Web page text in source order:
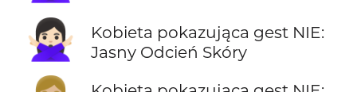
🙅🏻‍♀️
Kobieta pokazująca gest NIE:
Jasny Odcień Skóry